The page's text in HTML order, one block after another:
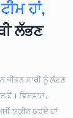
ਹਾਂ,
ਲੱਭਣ
ਜੀਵਨ ਸਾਥੀ ਨੂੰ ਲੱਭਣ
ਹੈ। ਵਿਸ਼ਵਾਸ,
ਯਕੀਨ ਕਰਦੇ ਹਾਂ